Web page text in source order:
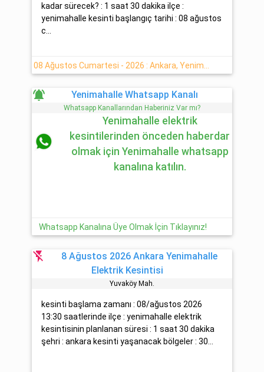
kadar sürecek? : 1 saat 30 dakika ilçe :
yenimahalle kesinti başlangıç tarihi : 08 ağustos
c...
notifications_active Yenimahalle Whatsapp Kanalı
Whatsapp Kanallarından Haberiniz Var mı?
Yenimahalle elektrik
kesintilerinden önceden haberdar
olmak için Yenimahalle whatsapp
kanalına katılın.
Whatsapp Kanalına Üye Olmak İçin Tıklayınız!
flash_off
8 Ağustos 2026 Ankara Yenimahalle
Elektrik Kesintisi
Yuvaköy Mah.
kesinti başlama zamanı : 08/ağustos 2026
13:30 saatlerinde ilçe : yenimahalle elektrik
kesintisinin planlanan süresi : 1 saat 30 dakika
şehri : ankara kesinti yaşanacak bölgeler : 30...